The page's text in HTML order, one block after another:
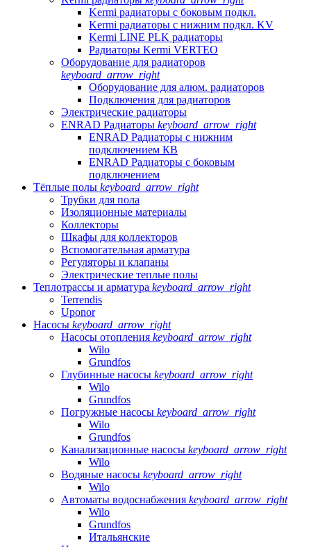
Kermi радиаторы с боковым подкл.
Kermi радиаторы с нижним подкл. KV
Kermi LINE PLK радиаторы
Радиаторы Kermi VERTEO
Оборудование для радиаторов
keyboard_arrow_right
Оборудование для алюм. радиаторов
Подключения для радиаторов
Электрические радиаторы
ENRAD Радиаторы keyboard_arrow_right
ENRAD Радиаторы с нижним
подключением КВ
ENRAD Радиаторы с боковым
подключением
Тёплые полы keyboard_arrow_right
Трубки для пола
Изоляционные материалы
Коллекторы
Шкафы для коллекторов
Вспомогательная арматура
Регуляторы и клапаны
Электрические теплые полы
Теплотрассы и арматура keyboard_arrow_right
Terrendis
Uponor
Насосы keyboard_arrow_right
Насосы отопления keyboard_arrow_right
Wilo
Grundfos
Глубинные насосы keyboard_arrow_right
Wilo
Grundfos
Погружные насосы keyboard_arrow_right
Wilo
Grundfos
Канализационные насосы keyboard_arrow_right
Wilo
Водяные насосы keyboard_arrow_right
Wilo
Автоматы водоснабжения keyboard_arrow_right
Wilo
Grundfos
Итальянские